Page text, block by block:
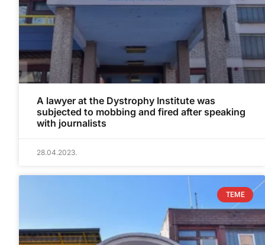
A lawyer at the Dystrophy Institute was
subjected to mobbing and fired after speaking
with journalists
28.04.2023.
TEME